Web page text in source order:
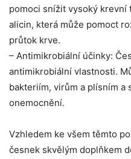
‌pomoci snížit vysoký krevní
alicin, která může pomoct
průtok krve.
– Antimikrobiální účinky:
antimikrobiální vlastnosti.
bakteriím, virům ‌a plísním a⁢
onemocnění.
Vzhledem⁣ ke⁤ všem těmto
česnek skvělým doplňkem